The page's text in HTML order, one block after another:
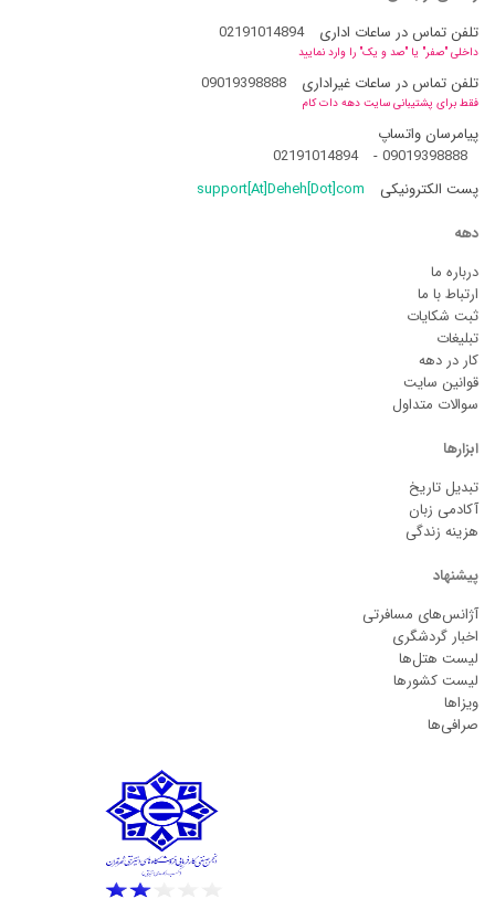
تلفن تماس در ساعات اداری
02191014894
داخلی "صفر" یا "صد و یک" را وارد نمایید
تلفن تماس در ساعات غیراداری 09019398888
فقط برای پشتیبانی سایت دهه دات کام
پیامرسان واتساپ
09019398888
-
02191014894
پست الکترونیکی
support[At]Deheh[Dot]com
دهه
درباره ما
ارتباط با ما
ثبت شکایات
تبلیغات
کار در دهه
قوانین سایت
سوالات متداول
ابزارها
تبدیل تاریخ
آکادمی زبان
هزینه زندگی
پیشنهاد
آژانس‌های مسافرتی
اخبار گردشگری
لیست هتل‌ها
لیست کشورها
ویزاها
صرافی‌ها